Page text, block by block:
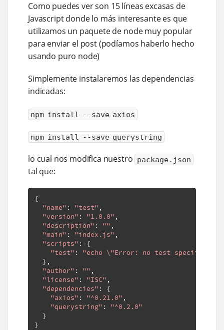
Como puedes ver son 15 líneas excasas de
Javascript donde lo más interesante es que
utilizamos un paquete de node muy popular
para enviar el post (podíamos haberlo hecho
usando puro node)
Simplemente instalaremos las dependencias
indicadas:
npm install --save axios
npm install --save querystring
lo cual nos modifica nuestro package.json
tal que:
{
"name" : "test" ,
"version" : "1.0.0" ,
"description" : "" ,
"main" : "index.js" ,
"scripts" :
{
"test" :
"echo \"Error: no test specified\"
},
"author" : "" ,
"license" : "ISC" ,
"dependencies" :
{
"axios" : "^0.21.0" ,
"querystring" :
"^0.2.0"
}
}